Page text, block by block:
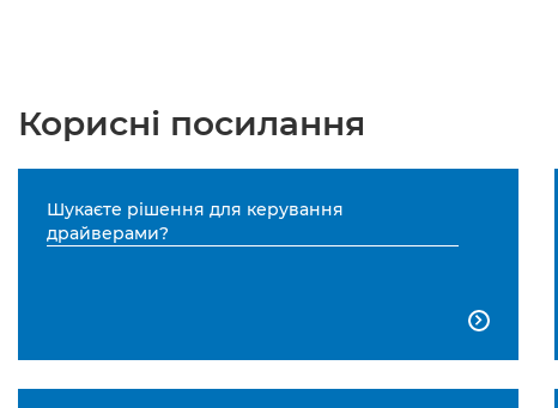
Корисні посилання
Шукаєте рішення для керування
драйверами?
